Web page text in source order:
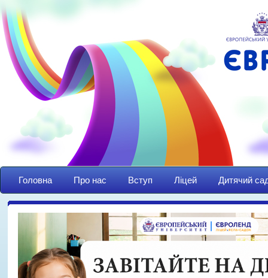
Головна Про нас Вступ Ліцей Дитячий